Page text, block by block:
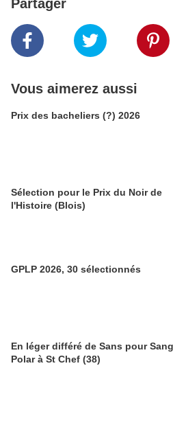
Partager
Vous aimerez aussi
Prix des bacheliers (?) 2026
Sélection pour le Prix du Noir de
l'Histoire (Blois)
GPLP 2026, 30 sélectionnés
En léger différé de Sans pour Sang
Polar à St Chef (38)